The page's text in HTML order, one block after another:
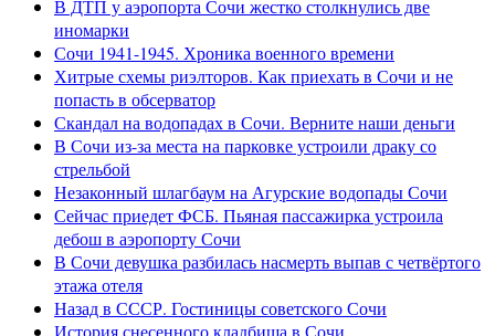
В ДТП у аэропорта Сочи жестко столкнулись две
иномарки
Сочи 1941-1945. Хроника военного времени
Хитрые схемы риэлторов. Как приехать в Сочи и не
попасть в обсерватор
Скандал на водопадах в Сочи. Верните наши деньги
В Сочи из-за места на парковке устроили драку со
стрельбой
Незаконный шлагбаум на Агурские водопады Сочи
Сейчас приедет ФСБ. Пьяная пассажирка устроила
дебош в аэропорту Сочи
В Сочи девушка разбилась насмерть выпав с четвёртого
этажа отеля
Назад в СССР. Гостиницы советского Сочи
История снесенного кладбища в Сочи